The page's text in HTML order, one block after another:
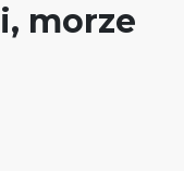
morze